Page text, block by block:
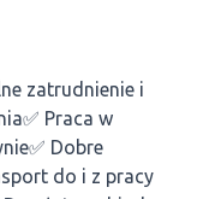
zatrudnienie i
Praca w
Dobre
do i z pracy